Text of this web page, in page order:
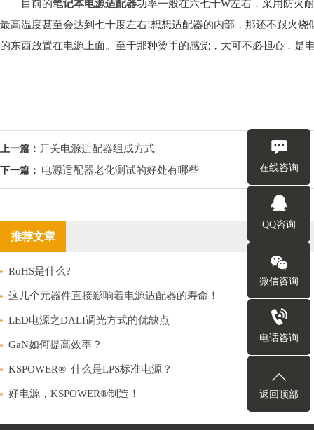
目前的笔记本电源适配器功率一般在六七十W左右，采用防火
最高温度甚至会达到七十度左右!想想适配器的内部，那还不跟火
的东西放置在电源上面。至于那种烫手的感觉，大可不必担心，是
上一篇： 开关电源适配器组成方式
下一篇： 电源适配器老化测试的好处有哪些
推荐文章
RoHS是什么?
这几个元器件直接影响着电源适配器的寿命！
LED电源之DALI调光方式的优缺点
GaN如何提高效率？
KSPOWER®| 什么是LPS标准电源？
好电源，KSPOWER®制造！
在线咨询
QQ咨询
微信咨询
电话咨询
返回顶部